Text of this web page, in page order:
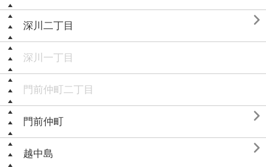
深川二丁目 
深川一丁目
門前仲町二丁目
門前仲町 
越中島 